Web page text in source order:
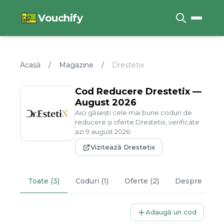
Vouchify
Acasă / Magazine / Drestetix
Cod Reducere Drestetix —
August 2026
Aici găsești cele mai bune coduri de
reducere și oferte Drestetix , verificate
azi9 august 2026
Vizitează Drestetix
Toate (3) Coduri (1) Oferte (2) Despre
Adaugă un cod